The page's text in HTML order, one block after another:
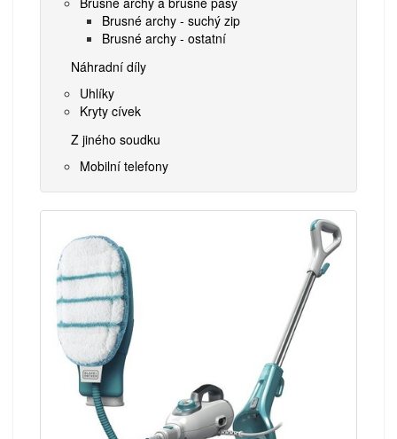
Brusné archy - suchý zip
Brusné archy - ostatní
Náhradní díly
Uhlíky
Kryty cívek
Z jiného soudku
Mobilní telefony